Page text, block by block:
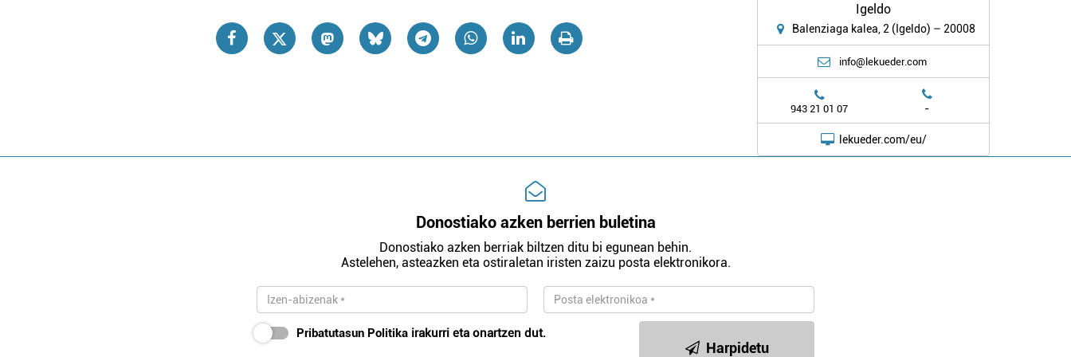
Igeldo
Balenziaga kalea, 2 (Igeldo) – 20008
info@lekueder.com
943 21 01 07 -
lekueder.com/eu/
Donostiako azken berrien buletina
Donostiako azken berriak biltzen ditu bi egunean behin.
Astelehen, asteazken eta ostiraletan iristen zaizu posta elektronikora.
Pribatutasun Politika irakurri eta onartzen dut.
Harpidetu